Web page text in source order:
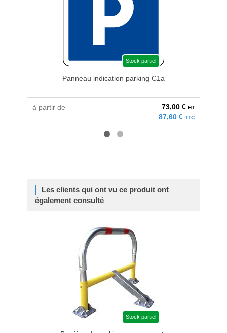
Stock partiel
Panneau indication parking C1a
à partir de 73,00 € HT
87,60 € TTC
Les clients qui ont vu ce produit ont
également consulté
Stock partiel